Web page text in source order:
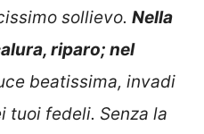
sollievo. Nella
riparo; nel
beatissima, invadi
tuoi fedeli. Senza la